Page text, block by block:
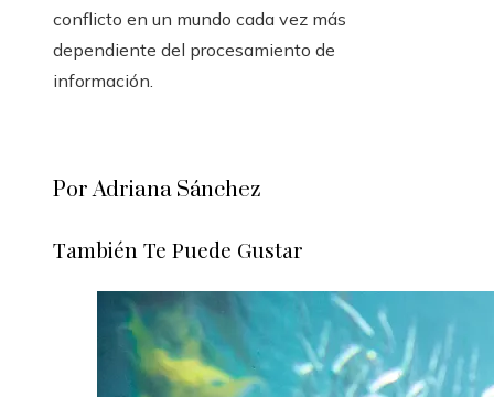
conflicto en un mundo cada vez más
dependiente del procesamiento de
información.
Por Adriana Sánchez
También Te Puede Gustar